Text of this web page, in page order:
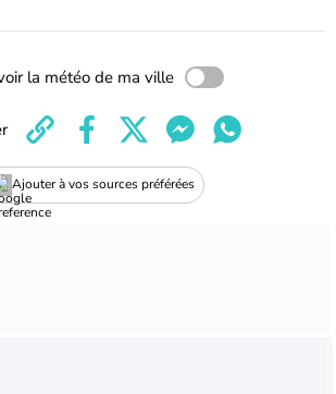
la météo de ma ville
Ajouter à vos sources préférées